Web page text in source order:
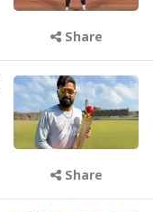
Share
Share